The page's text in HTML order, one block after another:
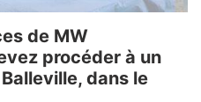
de MW
procéder à un
dans le